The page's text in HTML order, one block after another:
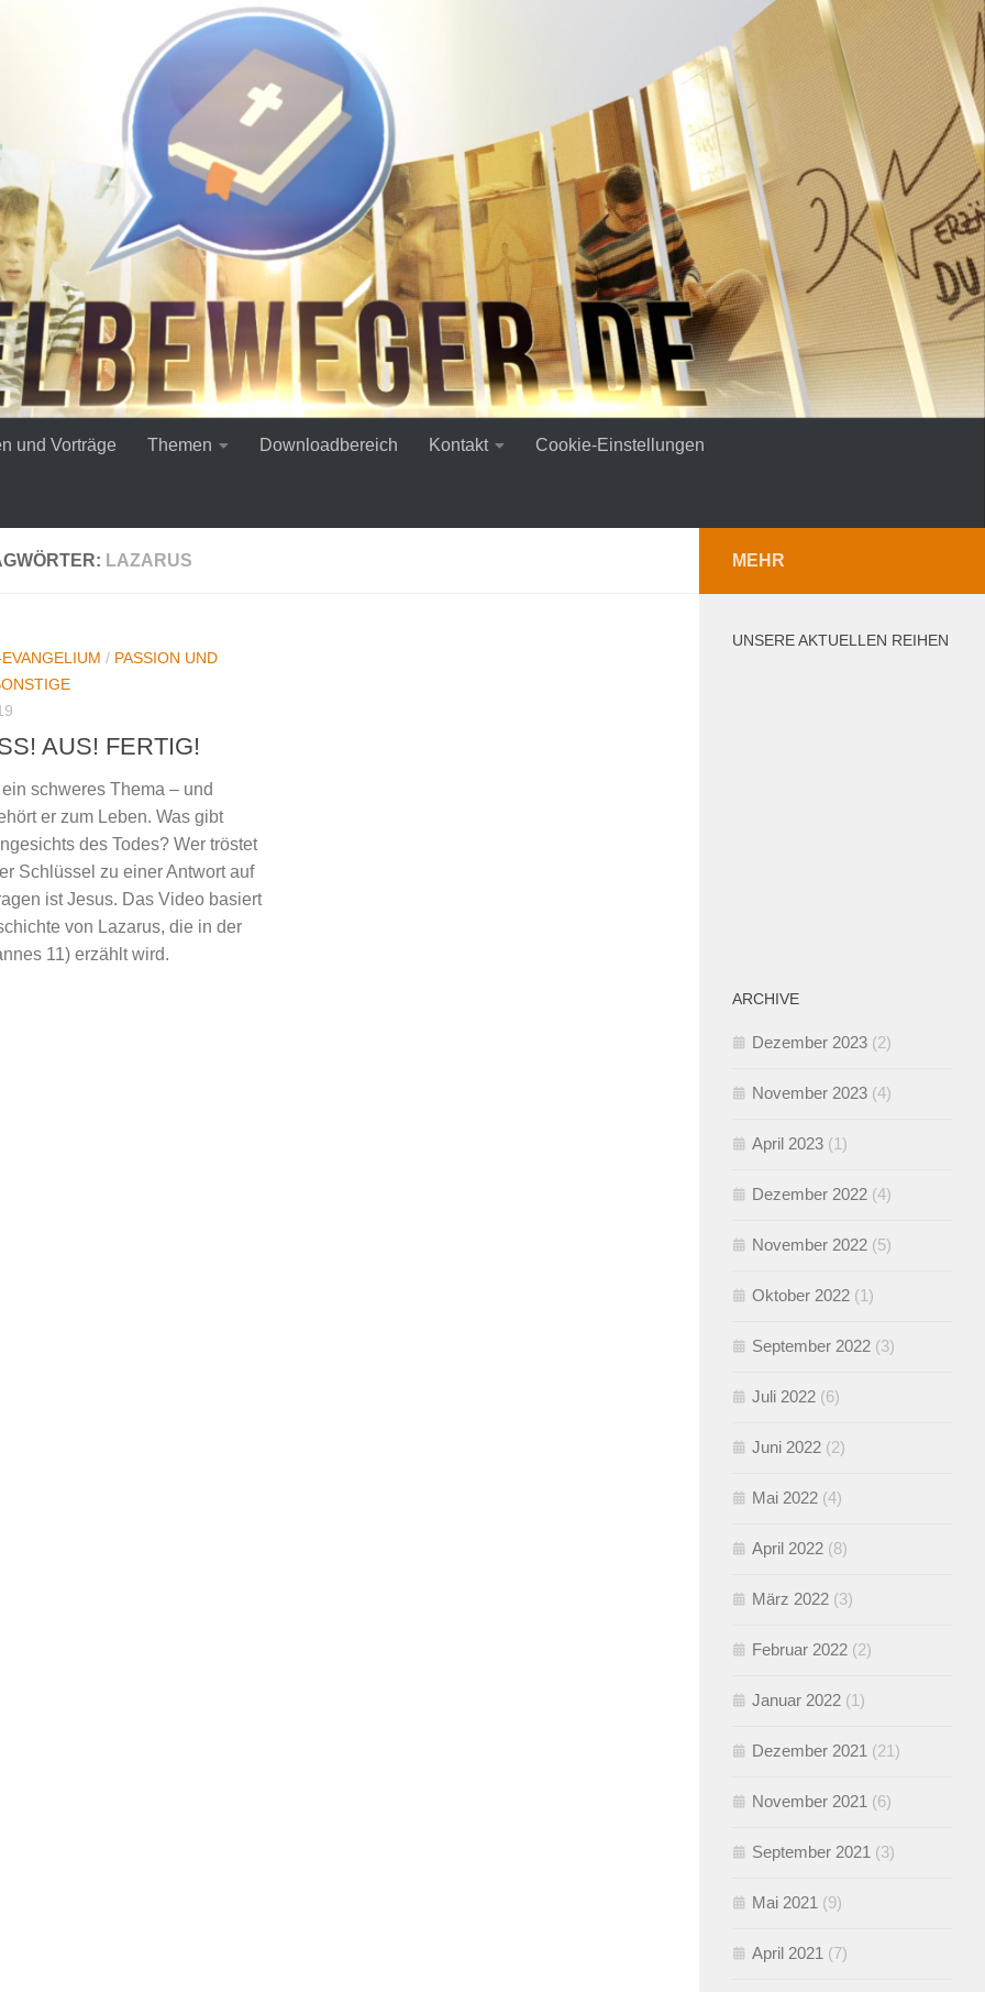
und Vorträge Themen Downloadbereich Kontakt Cookie-Einstellungen
LAZARUS
/ PASSION UND
AUS! FERTIG!
ein schweres Thema – und
er zum Leben. Was gibt
des Todes? Wer tröstet
Schlüssel zu einer Antwort auf
ist Jesus. Das Video basiert
von Lazarus, die in der
11) erzählt wird.
MEHR
UNSERE AKTUELLEN REIHEN
ARCHIVE
Dezember 2023 (2)
November 2023 (4)
April 2023 (1)
Dezember 2022 (4)
November 2022 (5)
Oktober 2022 (1)
September 2022 (3)
Juli 2022 (6)
Juni 2022 (2)
Mai 2022 (4)
April 2022 (8)
März 2022 (3)
Februar 2022 (2)
Januar 2022 (1)
Dezember 2021 (21)
November 2021 (6)
September 2021 (3)
Mai 2021 (9)
April 2021 (7)